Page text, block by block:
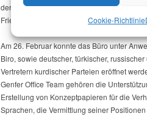
Cookie-Richtlinie
der Oppositionskonferenz in Riad im
Friedensgespräche gegründet wurde.
Am 26. Februar konnte das Büro unter
Biro, sowie deutscher, türkischer,
Vertretern kurdischer Parteien eröffnet
Genfer Office Team gehören die
Erstellung von Konzeptpapieren für die
Sprachen, die Vermittlung seiner